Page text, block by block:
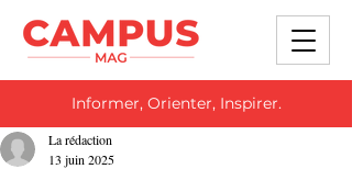
Informer, Orienter, Inspirer.
La rédaction
13 juin 2025